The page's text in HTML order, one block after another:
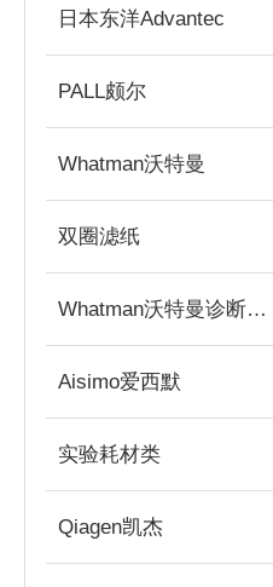
日本东洋Advantec
PALL颇尔
Whatman沃特曼
双圈滤纸
Whatman沃特曼诊断产品
Aisimo爱西默
实验耗材类
Qiagen凯杰